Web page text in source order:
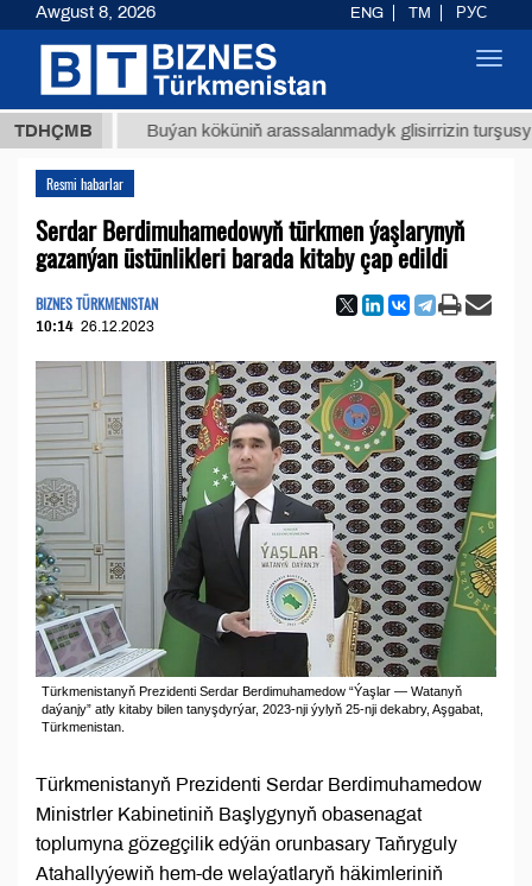
TDHÇMBBuýan köküniň arassalanmadyk glisirrizin turşusy (t.)
Resmi habarlar
Serdar Berdimuhamedowyň türkmen ýaşlarynyň
gazanýan üstünlikleri barada kitaby çap edildi
BIZNES TÜRKMENISTAN
10:14 26.12.2023
Türkmenistanyň Prezidenti Serdar Berdimuhamedow “Ýaşlar — Watanyň
daýanjy” atly kitaby bilen tanyşdyrýar, 2023-nji ýylyň 25-nji dekabry, Aşgabat,
Türkmenistan.
Türkmenistanyň Prezidenti Serdar Berdimuhamedow
Ministrler Kabinetiniň Başlygynyň obasenagat
toplumyna gözegçilik edýän orunbasary Taňryguly
Atahallyýewiň hem-de welaýatlaryň häkimleriniň
Awgust 8, 2026 ENG TM РУС